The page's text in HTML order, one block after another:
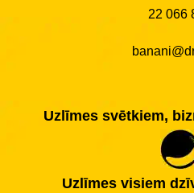
22 066
Uzlīmes svētkiem,
Uzlīmes visiem